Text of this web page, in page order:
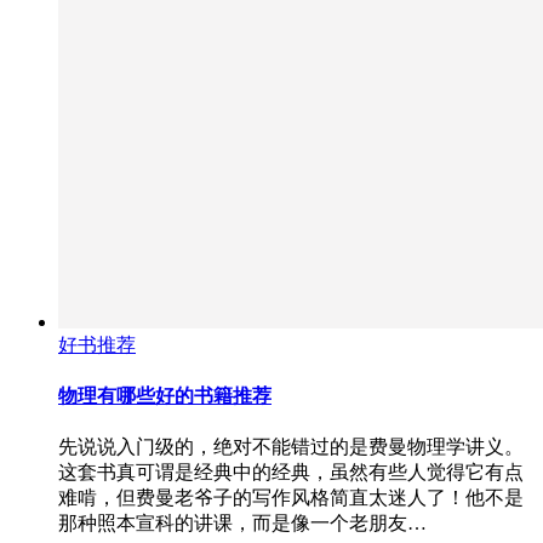
好书推荐
物理有哪些好的书籍推荐
先说说入门级的，绝对不能错过的是费曼物理学讲义。
这套书真可谓是经典中的经典，虽然有些人觉得它有点
难啃，但费曼老爷子的写作风格简直太迷人了！他不是
那种照本宣科的讲课，而是像一个老朋友…